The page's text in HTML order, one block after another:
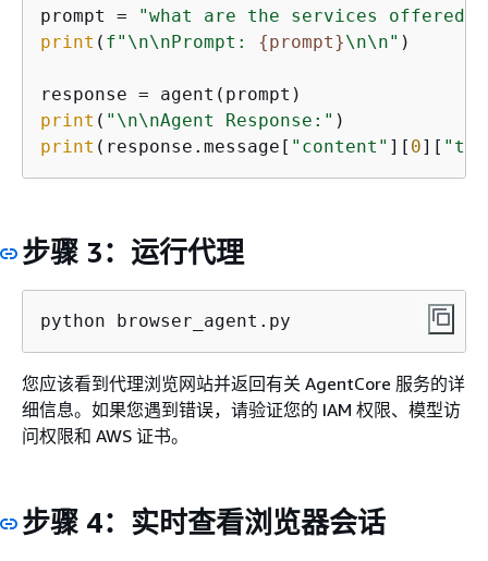
prompt =
"what are the services offered
print ( f"\n\nPrompt: {prompt}\n\n" )
print ( "\n\nAgent Response:"
print (response.message[ "content" ][ 0][
步骤 3：运行代理
python browser_agent.py
您应该看到代理浏览网站并返回有关 AgentCore 服务的详
细信息。如果您遇到错误，请验证您的 IAM 权限、模型访
问权限和 AWS 证书。
步骤 4：实时查看浏览器会话